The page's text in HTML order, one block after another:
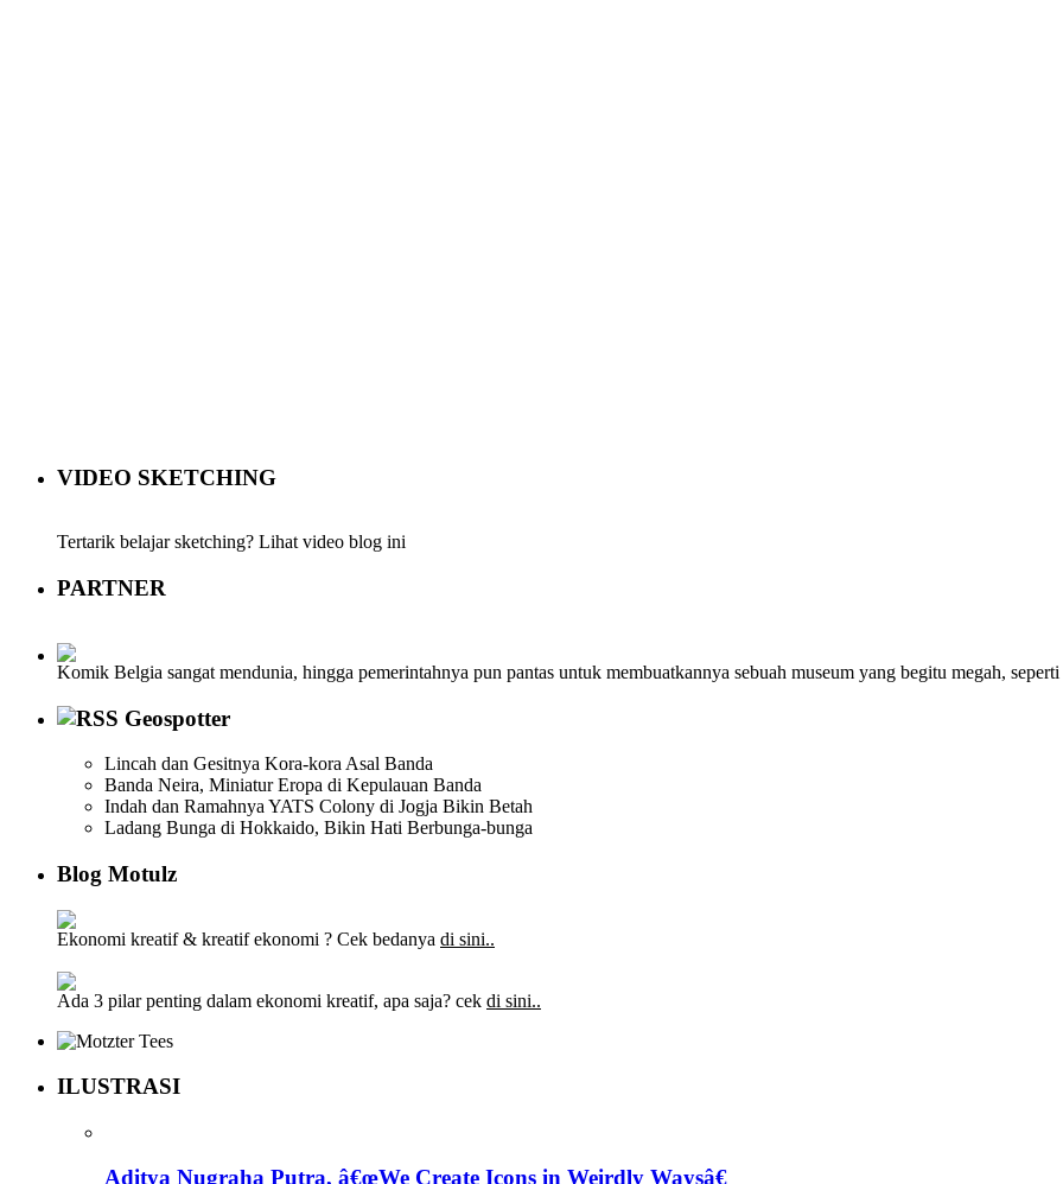
VIDEO SKETCHING
Tertarik belajar sketching? Lihat video blog ini
PARTNER
Komik Belgia sangat mendunia, hingga pemerintahnya pun pantas untuk membuatkannya sebuah museum yang begitu megah, seperti
Geospotter
Lincah dan Gesitnya Kora-kora Asal Banda
Banda Neira, Miniatur Eropa di Kepulauan Banda
Indah dan Ramahnya YATS Colony di Jogja Bikin Betah
Ladang Bunga di Hokkaido, Bikin Hati Berbunga-bunga
Blog Motulz
Ekonomi kreatif & kreatif ekonomi ? Cek bedanya di sini..
Ada 3 pilar penting dalam ekonomi kreatif, apa saja? cek di sini..
ILUSTRASI
Aditya Nugraha Putra, â€œWe Create Icons in Weirdly Waysâ€